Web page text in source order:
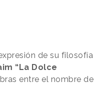
de su filosofía
“La Dolce
entre el nombre de